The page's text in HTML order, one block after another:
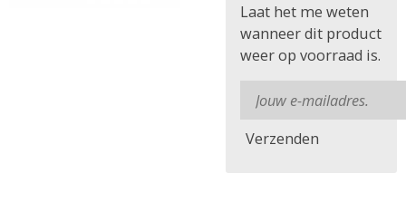
Laat het me weten
wanneer dit product
weer op voorraad is.
Verzenden